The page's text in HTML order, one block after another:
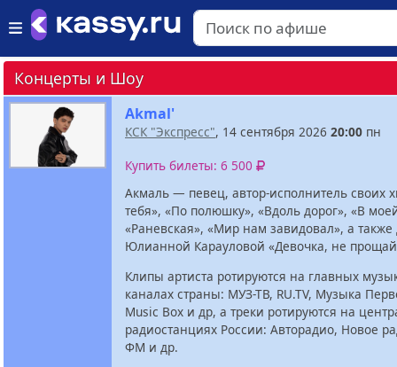
Концерты и Шоу
Akmal'
КСК "Экспресс", 14 сентября 2026 20:00 пн
Купить билеты: 6 500
Акмаль — певец, автор-исполнитель своих
тебя», «По полюшку», «Вдоль дорог», «В
«Раневская», «Мир нам завидовал», а также
Юлианной Карауловой «Девочка, не
Клипы артиста ротируются на главных
каналах страны: МУЗ-ТВ, RU.TV, Музыка
Music Box и др, а треки ротируются на
радиостанциях России: Авторадио, Новое
ФМ и др.